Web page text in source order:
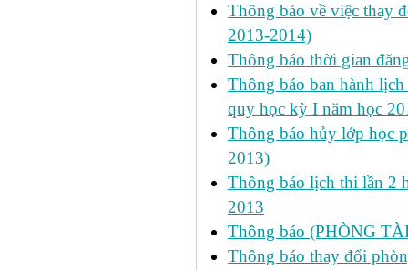
Thông báo về việc thay
2013-2014)
Thông báo thời gian
Thông báo ban hành
quy học kỳ I năm học
Thông báo hủy lớp học
2013)
Thông báo lịch thi lần 2
2013
Thông báo (PHÒNG
Thông báo thay đổi